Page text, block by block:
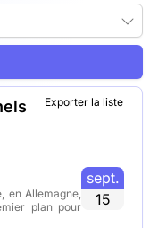
Exporter la liste
en Allemagne,
plan pour
sept.
15